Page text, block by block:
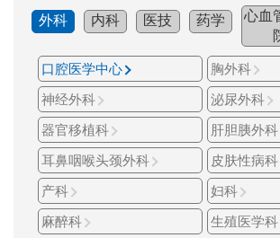
外科 内科 医技 药学
心血
口腔医学中心
胸外科
神经外科
泌尿外科
器官移植科
肝胆胰外科
耳鼻咽喉头颈外科
皮肤性病科
产科
妇科
麻醉科
生殖医学科